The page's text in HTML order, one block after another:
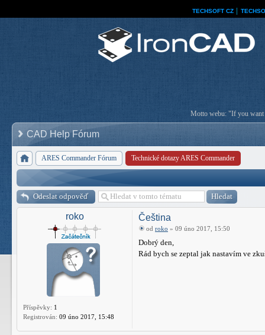
TECHSOFT CZ
Motto webu: "If you want
CAD Help Fórum
ARES Commander Fórum Technické dotazy ARES Commander
Odeslat odpověď
roko
Příspěvky: 1
Registrován: 09 úno 2017, 15:48
Čeština
od roko » 09 úno 2017, 15:50
Dobrý den,
Rád bych se zeptal jak nastavím ve